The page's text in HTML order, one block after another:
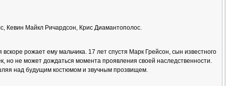
Кевин Майкл Ричардсон, Крис Диамантополос.
рожает ему мальчика. 17 лет спустя Марк Грейсон, сын известного
но не может дождаться момента проявления своей наследственности.
над будущим костюмом и звучным прозвищем.